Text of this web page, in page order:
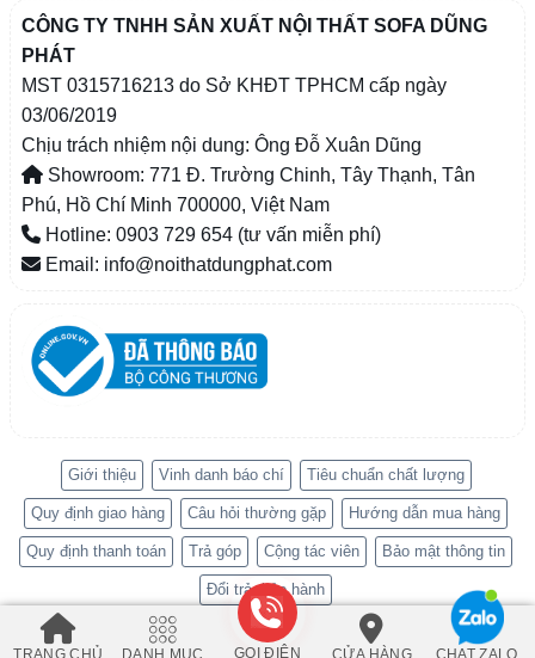
CÔNG TY TNHH SẢN XUẤT NỘI THẤT SOFA DŨNG
PHÁT
MST 0315716213 do Sở KHĐT TPHCM cấp ngày
03/06/2019
Chịu trách nhiệm nội dung: Ông Đỗ Xuân Dũng
Showroom: 771 Đ. Trường Chinh, Tây Thạnh, Tân
Phú, Hồ Chí Minh 700000, Việt Nam
Hotline: 0903 729 654 (tư vấn miễn phí)
Email: info@noithatdungphat.com
Giới thiệu Vinh danh báo chí Tiêu chuẩn chất lượng
Quy định giao hàng Câu hỏi thường gặp Hướng dẫn mua hàng
Quy định thanh toán Trả góp Cộng tác viên Bảo mật thông tin
Đổi trả, bảo hành
TRANG CHỦ DANH MỤC GỌI ĐIỆN CỬA HÀNG CHAT ZALO